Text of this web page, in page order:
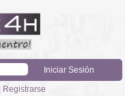
Registrarse